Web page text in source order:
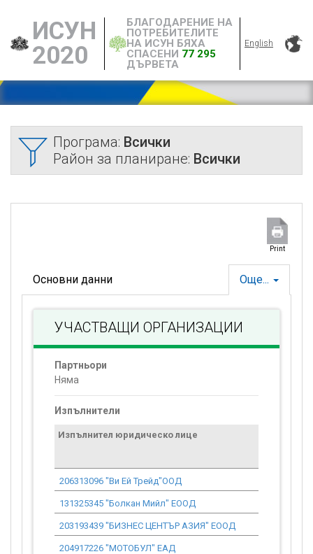
ИСУН
2020
БЛАГОДАРЕНИЕ НА
ПОТРЕБИТЕЛИТЕ
НА ИСУН БЯХА
СПАСЕНИ 77 295
ДЪРВЕТА
English
Програма: Всички
Район за планиране: Всички
Print
Още...
Основни данни
УЧАСТВАЩИ ОРГАНИЗАЦИИ
Партньори
Няма
Изпълнители
Изпълнител юридическо лице
206313096 "Ви Ей Трейд"ООД
131325345 "Болкан Мийл" ЕООД
203193439 "БИЗНЕС ЦЕНТЪР АЗИЯ" ЕООД
204917226 "МОТОБУЛ" ЕАД